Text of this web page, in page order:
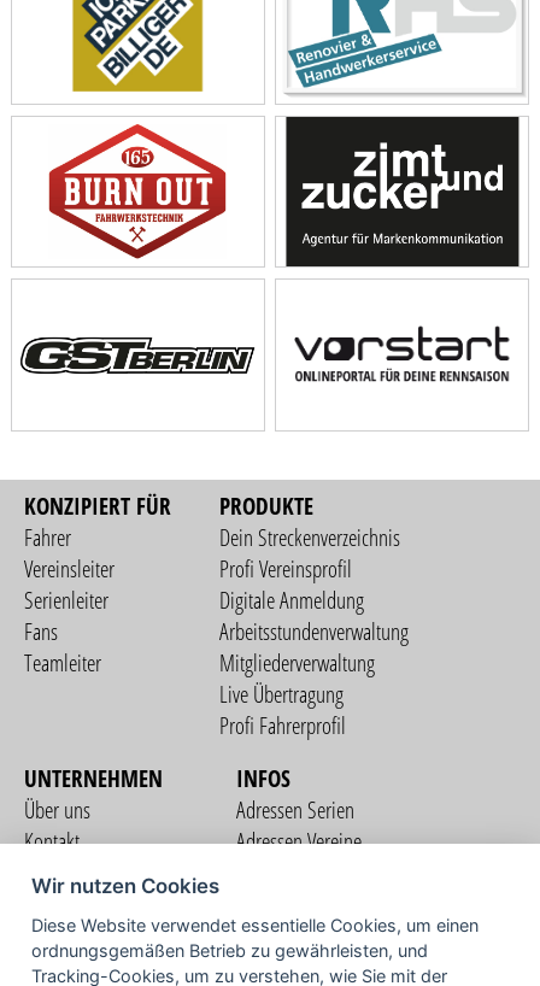
KONZIPIERT FÜR
Fahrer
Vereinsleiter
Serienleiter
Fans
Teamleiter
PRODUKTE
Dein Streckenverzeichnis
Profi Vereinsprofil
Digitale Anmeldung
Arbeitsstundenverwaltung
Mitgliederverwaltung
Live Übertragung
Profi Fahrerprofil
UNTERNEHMEN
Über uns
Kontakt
Nutzungsbedingungen
Datenschutzerklärung
Impressum
INFOS
Adressen Serien
Adressen Vereine
COMMUNITY
Wir nutzen Cookies
Diese Website verwendet essentielle Cookies, um einen
ordnungsgemäßen Betrieb zu gewährleisten, und
Tracking-Cookies, um zu verstehen, wie Sie mit der